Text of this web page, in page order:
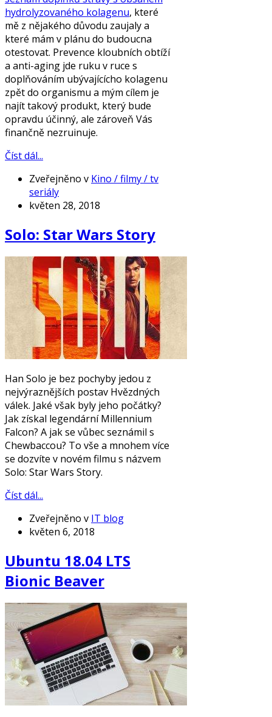
hydrolyzovaného kolagenu, které
mě z nějakého důvodu zaujaly a
které mám v plánu do budoucna
otestovat. Prevence kloubních obtíží
a anti-aging jde ruku v ruce s
doplňováním ubývajícícho kolagenu
zpět do organismu a mým cílem je
najít takový produkt, který bude
opravdu účinný, ale zároveň Vás
finančně nezruinuje.
Číst dál...
Zveřejněno v Kino / filmy / tv
seriály
květen 28, 2018
Solo: Star Wars Story
Han Solo je bez pochyby jedou z
nejvýraznějších postav Hvězdných
válek. Jaké však byly jeho počátky?
Jak získal legendární Millennium
Falcon? A jak se vůbec seznámil s
Chewbaccou? To vše a mnohem více
se dozvíte v novém filmu s názvem
Solo: Star Wars Story.
Číst dál...
Zveřejněno v IT blog
květen 6, 2018
Ubuntu 18.04 LTS
Bionic Beaver